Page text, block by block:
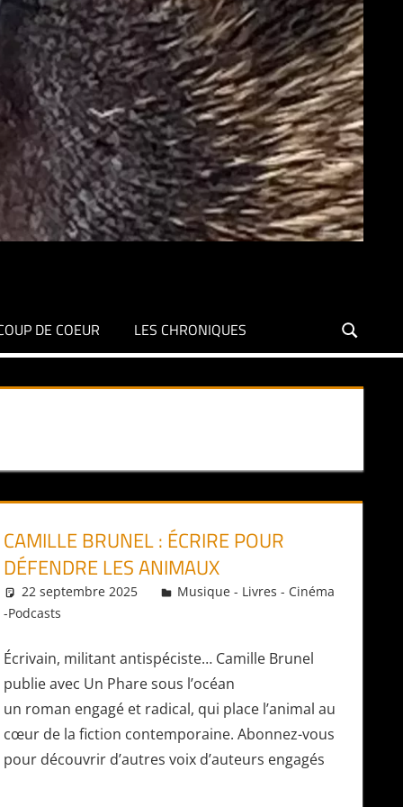
DE COEUR LES CHRONIQUES
CAMILLE BRUNEL : ÉCRIRE POUR
DÉFENDRE LES ANIMAUX
22 septembre 2025 Daniel
Musique - Livres - Cinéma
-Podcasts
Écrivain, militant antispéciste… Camille Brunel
publie avec Un Phare sous l’océan
un roman engagé et radical, qui place l’animal au
cœur de la fiction contemporaine. Abonnez-vous
pour découvrir d’autres voix d’auteurs engagés